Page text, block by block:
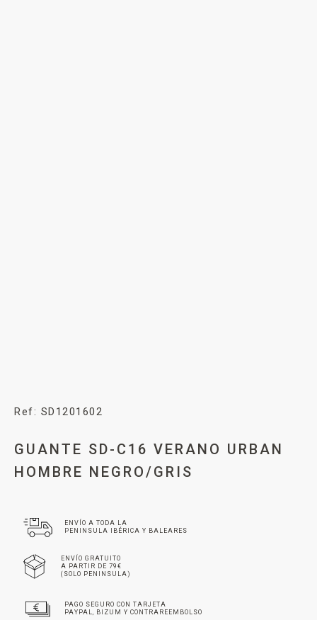
Ref: SD1201602
GUANTE SD-C16 VERANO URBAN
HOMBRE NEGRO/GRIS
ENVÍO A TODA LA
PENINSULA IBÉRICA Y BALEARES
ENVÍO GRATUITO
A PARTIR DE 79€
(SOLO PENINSULA)
PAGO SEGURO CON TARJETA
PAYPAL, BIZUM Y CONTRAREEMBOLSO